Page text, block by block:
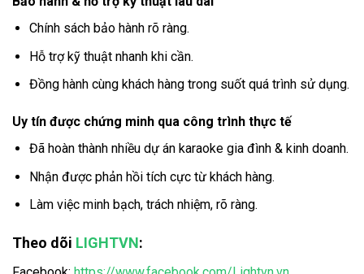
Chính sách bảo hành rõ ràng.
Hỗ trợ kỹ thuật nhanh khi cần.
Đồng hành cùng khách hàng trong suốt quá trình sử dụng.
Uy tín được chứng minh qua công trình thực tế
Đã hoàn thành nhiều dự án karaoke gia đình & kinh doanh.
Nhận được phản hồi tích cực từ khách hàng.
Làm việc minh bạch, trách nhiệm, rõ ràng.
Theo dõi LIGHTVN: